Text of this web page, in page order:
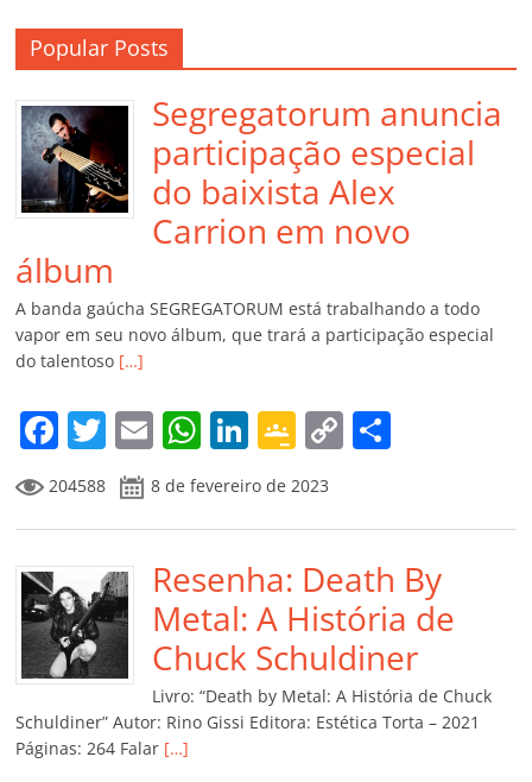
Popular Posts
Segregatorum anuncia
participação especial
do baixista Alex
Carrion em novo
álbum
A banda gaúcha SEGREGATORUM está trabalhando a todo
vapor em seu novo álbum, que trará a participação especial
do talentoso […]
F
a
c
e
b
o
o
k
T
w
itt
er
E
m
ai
l
W
at
s
A
p
p
Li
k
e
dI
n
G
o
o
gl
e
Cl
a
ss
ro
C
y
Li
n
k
p
ar
til
h
ar
204588 8 de fevereiro de 2023
Resenha: Death By
Metal: A História de
Chuck Schuldiner
Livro: “Death by Metal: A História de Chuck
Schuldiner” Autor: Rino Gissi Editora: Estética Torta – 2021
Páginas: 264 Falar […]